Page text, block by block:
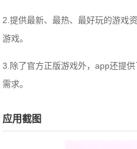
2.提供最新、最热、最好玩的游戏
游戏。
3.除了官方正版游戏外，app还提
需求。
应用截图